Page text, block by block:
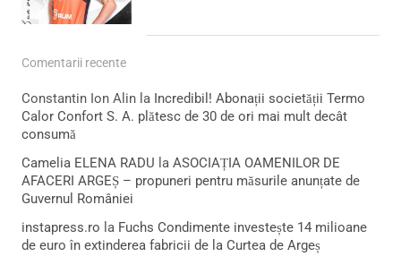
Comentarii recente
Constantin Ion Alin la Incredibil! Abonații societății Termo
Calor Confort S. A. plătesc de 30 de ori mai mult decât
consumă
Camelia ELENA RADU la ASOCIAȚIA OAMENILOR DE
AFACERI ARGEȘ – propuneri pentru măsurile anunțate de
Guvernul României
instapress.ro la Fuchs Condimente investește 14 milioane
de euro în extinderea fabricii de la Curtea de Argeș